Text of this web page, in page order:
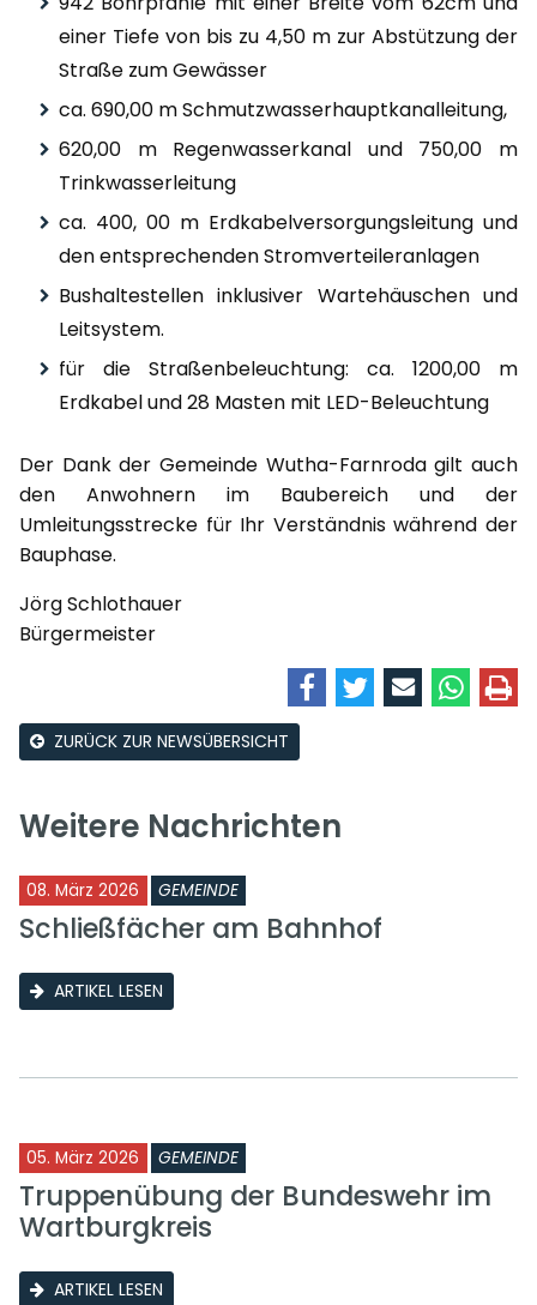
einer Tiefe von bis zu 4,50 m zur Abstützung der
Straße zum Gewässer
ca. 690,00 m Schmutzwasserhauptkanalleitung,
620,00 m Regenwasserkanal und 750,00 m
Trinkwasserleitung
ca. 400, 00 m Erdkabelversorgungsleitung und
den entsprechenden Stromverteileranlagen
Bushaltestellen inklusiver Wartehäuschen und
Leitsystem.
für die Straßenbeleuchtung: ca. 1200,00 m
Erdkabel und 28 Masten mit LED-Beleuchtung
Der Dank der Gemeinde Wutha-Farnroda gilt auch
den Anwohnern im Baubereich und der
Umleitungsstrecke für Ihr Verständnis während der
Bauphase.
Jörg Schlothauer
Bürgermeister
ZURÜCK ZUR NEWSÜBERSICHT
Weitere Nachrichten
08. März 2026 GEMEINDE
Schließfächer am Bahnhof
ARTIKEL LESEN
05. März 2026 GEMEINDE
Truppenübung der Bundeswehr im
Wartburgkreis
ARTIKEL LESEN